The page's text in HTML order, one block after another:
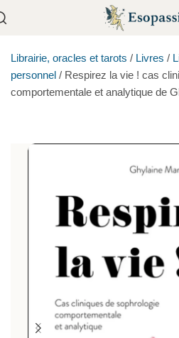
Librairie, oracles et tarots / Livres /
personnel / Respirez la vie ! cas
comportementale et analytique de